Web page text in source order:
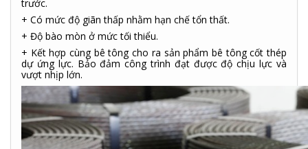
trước.
+ Có mức độ giãn thấp nhằm hạn chế tổn thất.
+ Độ bào mòn ở mức tối thiểu.
+ Kết hợp cùng bê tông cho ra sản phẩm bê tông cốt thép
dự ứng lực. Bảo đảm công trình đạt được độ chịu lực và
vượt nhịp lớn.